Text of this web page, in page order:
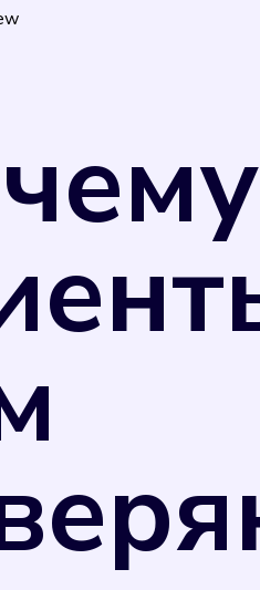
обеспечивает
сфере
порядке. Однако
паспорте
рекомендуем вам